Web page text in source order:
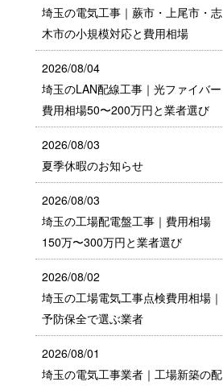
埼玉の電気工事｜蕨市・上尾市・志
木市の小規模対応と費用相場
2026/08/04
埼玉のLAN配線工事｜光ファイバー
費用相場50〜200万円と業者選び
2026/08/03
夏季休暇のお知らせ
2026/08/03
埼玉の工場配電盤工事｜費用相場
150万〜300万円と業者選び
2026/08/02
埼玉の工場電気工事点検費用相場｜
予防保全で選ぶ業者
2026/08/01
埼玉の電気工事業者｜工場新築の配